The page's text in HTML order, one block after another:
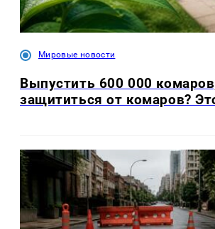
Мировые новости
Выпустить 600 000
защититься от комаров?